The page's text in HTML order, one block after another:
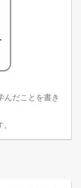
んだことを書き